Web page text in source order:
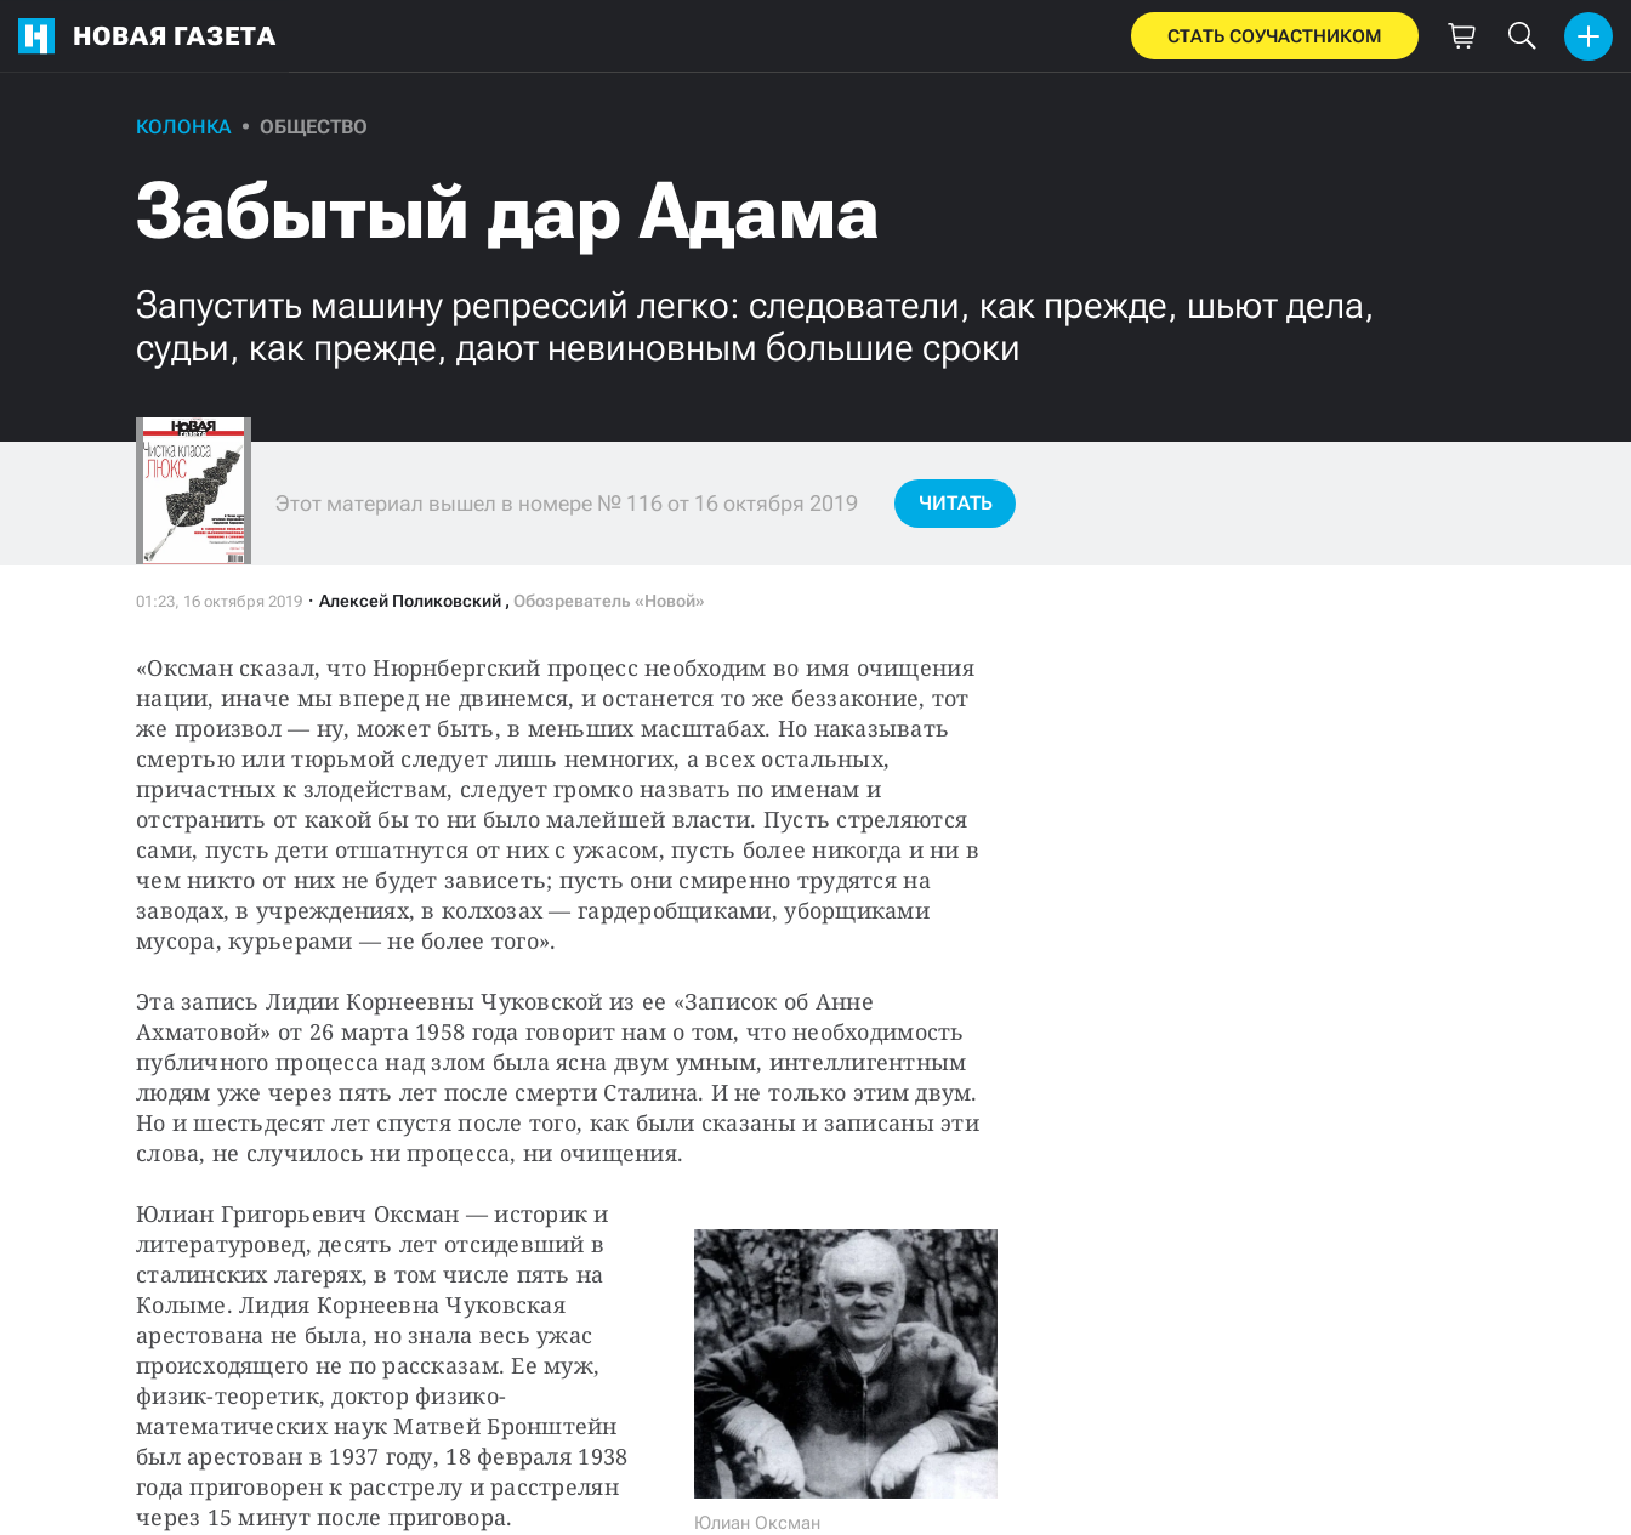
НОВАЯ ГАЗЕТА СТАТЬ СОУЧАСТНИКОМ
КОЛОНКА ОБЩЕСТВО
Забытый дар Адама
Запустить машину репрессий легко: следователи, как прежде, шьют дела,
судьи, как прежде, дают невиновным большие сроки
Этот материал вышел в номере № 116 от 16 октября 2019 ЧИТАТЬ
Алексей Поликовский , Обозреватель «Новой»
«Оксман сказал, что Нюрнбергский процесс необходим во имя очищения
нации, иначе мы вперед не двинемся, и останется то же беззаконие, тот
же произвол — ​ну, может быть, в меньших масштабах. Но наказывать
смертью или тюрьмой следует лишь немногих, а всех остальных,
причастных к злодействам, следует громко назвать по именам и
отстранить от какой бы то ни было малейшей власти. Пусть стреляются
сами, пусть дети отшатнутся от них с ужасом, пусть более никогда и ни в
чем никто от них не будет зависеть; пусть они смиренно трудятся на
заводах, в учреждениях, в колхозах — ​гардеробщиками, уборщиками
мусора, курьерами — ​не более того».
Эта запись Лидии Корнеевны Чуковской из ее «Записок об Анне
Ахматовой» от 26 марта 1958 года говорит нам о том, что необходимость
публичного процесса над злом была ясна двум умным, интеллигентным
людям уже через пять лет после смерти Сталина. И не только этим двум.
Но и шестьдесят лет спустя после того, как были сказаны и записаны эти
слова, не случилось ни процесса, ни очищения.
Юлиан Оксман
Юлиан Григорьевич Оксман — ​историк и
литературовед, десять лет отсидевший в
сталинских лагерях, в том числе пять на
Колыме. Лидия Корнеевна Чуковская
арестована не была, но знала весь ужас
происходящего не по рассказам. Ее муж,
физик-теоретик, доктор физико-
математических наук Матвей Бронштейн
был арестован в 1937 году, 18 февраля 1938
года приговорен к расстрелу и расстрелян
через 15 минут после приговора.